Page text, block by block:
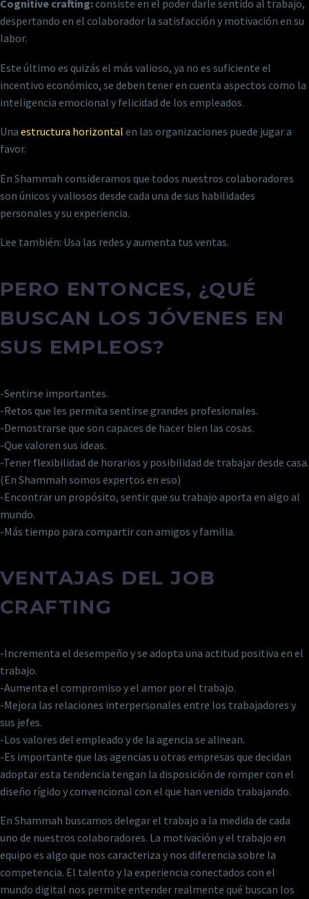
Cognitive crafting:consiste en el poder darle sentido al trabajo,
despertando en el colaborador la satisfacción y motivación en su
labor.
Este último es quizás el más valioso, ya no es suficiente el
incentivo económico, se deben tener en cuenta aspectos como la
inteligencia emocional y felicidad de los empleados.
Una estructura horizontal en las organizaciones puede jugar a
favor.
En Shammah consideramos que todos nuestros colaboradores
son únicos y valiosos desde cada una de sus habilidades
personales y su experiencia.
Lee también: Usa las redes y aumenta tus ventas.
PERO ENTONCES, ¿QUÉ
BUSCAN LOS JÓVENES EN
SUS EMPLEOS?
-Sentirse importantes.
-Retos que les permita sentirse grandes profesionales.
-Demostrarse que son capaces de hacer bien las cosas.
-Que valoren sus ideas.
-Tener flexibilidad de horarios y posibilidad de trabajar desde casa.
(En Shammah somos expertos en eso)
-Encontrar un propósito, sentir que su trabajo aporta en algo al
mundo.
-Más tiempo para compartir con amigos y familia.
VENTAJAS DEL JOB
CRAFTING
-Incrementa el desempeño y se adopta una actitud positiva en el
trabajo.
-Aumenta el compromiso y el amor por el trabajo.
-Mejora las relaciones interpersonales entre los trabajadores y
sus jefes.
-Los valores del empleado y de la agencia se alinean.
-Es importante que las agencias u otras empresas que decidan
adoptar esta tendencia tengan la disposición de romper con el
diseño rígido y convencional con el que han venido trabajando.
En Shammah buscamos delegar el trabajo a la medida de cada
uno de nuestros colaboradores. La motivación y el trabajo en
equipo es algo que nos caracteriza y nos diferencia sobre la
competencia. El talento y la experiencia conectados con el
mundo digital nos permite entender realmente qué buscan los